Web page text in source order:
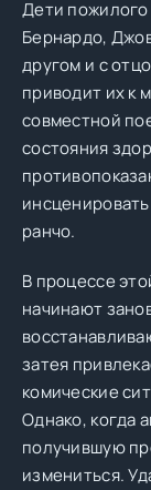
Дети
Бернардо,
другом и с
приводит их к
совместной
состояния
ранчо.
В процессе
начинают
затея
комические
Однако, когда
получившую
измениться.